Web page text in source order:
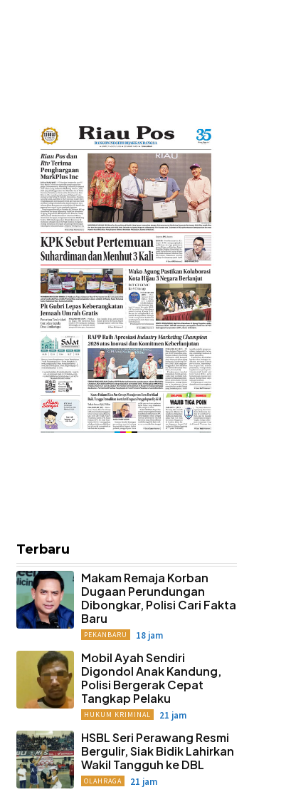
Terbaru
Makam Remaja Korban
Dugaan Perundungan
Dibongkar, Polisi Cari Fakta
Baru
PEKANBARU 18 jam
Mobil Ayah Sendiri
Digondol Anak Kandung,
Polisi Bergerak Cepat
Tangkap Pelaku
HUKUM KRIMINAL 21 jam
HSBL Seri Perawang Resmi
Bergulir, Siak Bidik Lahirkan
Wakil Tangguh ke DBL
OLAHRAGA 21 jam